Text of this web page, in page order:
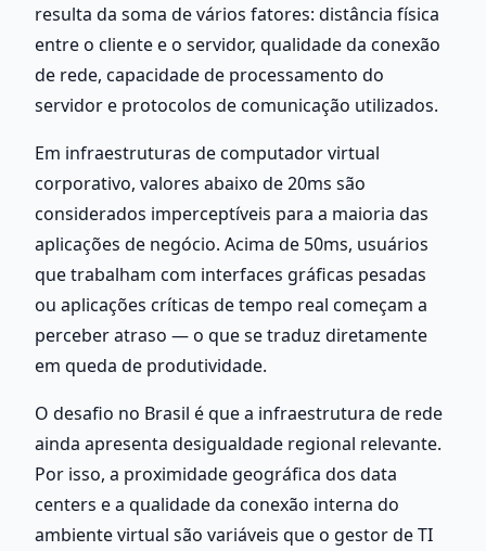
resulta da soma de vários fatores: distância física
entre o cliente e o servidor, qualidade da conexão
de rede, capacidade de processamento do
servidor e protocolos de comunicação utilizados.
Em infraestruturas de computador virtual
corporativo, valores abaixo de 20ms são
considerados imperceptíveis para a maioria das
aplicações de negócio. Acima de 50ms, usuários
que trabalham com interfaces gráficas pesadas
ou aplicações críticas de tempo real começam a
perceber atraso — o que se traduz diretamente
em queda de produtividade.
O desafio no Brasil é que a infraestrutura de rede
ainda apresenta desigualdade regional relevante.
Por isso, a proximidade geográfica dos data
centers e a qualidade da conexão interna do
ambiente virtual são variáveis que o gestor de TI